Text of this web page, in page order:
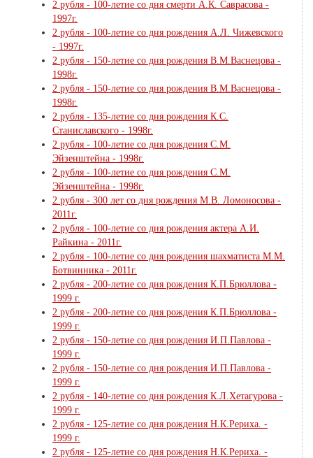
2 рубля - 100-летие со дня смерти А.К. Саврасова -
1997г.
2 рубля - 100-летие со дня рождения А.Л. Чижевского
- 1997г.
2 рубля - 150-летие со дня рождения В.М.Васнецова -
1998г.
2 рубля - 150-летие со дня рождения В.М.Васнецова -
1998г.
2 рубля - 135-летие со дня рождения К.С.
Станиславского - 1998г.
2 рубля - 100-летие со дня рождения С.М.
Эйзенштейна - 1998г.
2 рубля - 100-летие со дня рождения С.М.
Эйзенштейна - 1998г.
2 рубля - 300 лет со дня рождения М.В. Ломоносова -
2011г.
2 рубля - 100-летие со дня рождения актера А.И.
Райкина - 2011г.
2 рубля - 100-летие со дня рождения шахматиста М.М.
Ботвинника - 2011г.
2 рубля - 200-летие со дня рождения К.П.Брюллова -
1999 г.
2 рубля - 200-летие со дня рождения К.П.Брюллова -
1999 г.
2 рубля - 150-летие со дня рождения И.П.Павлова -
1999 г.
2 рубля - 150-летие со дня рождения И.П.Павлова -
1999 г.
2 рубля - 140-летие со дня рождения К.Л.Хетагурова -
1999 г.
2 рубля - 125-летие со дня рождения Н.К.Рериха. -
1999 г.
2 рубля - 125-летие со дня рождения Н.К.Рериха. -